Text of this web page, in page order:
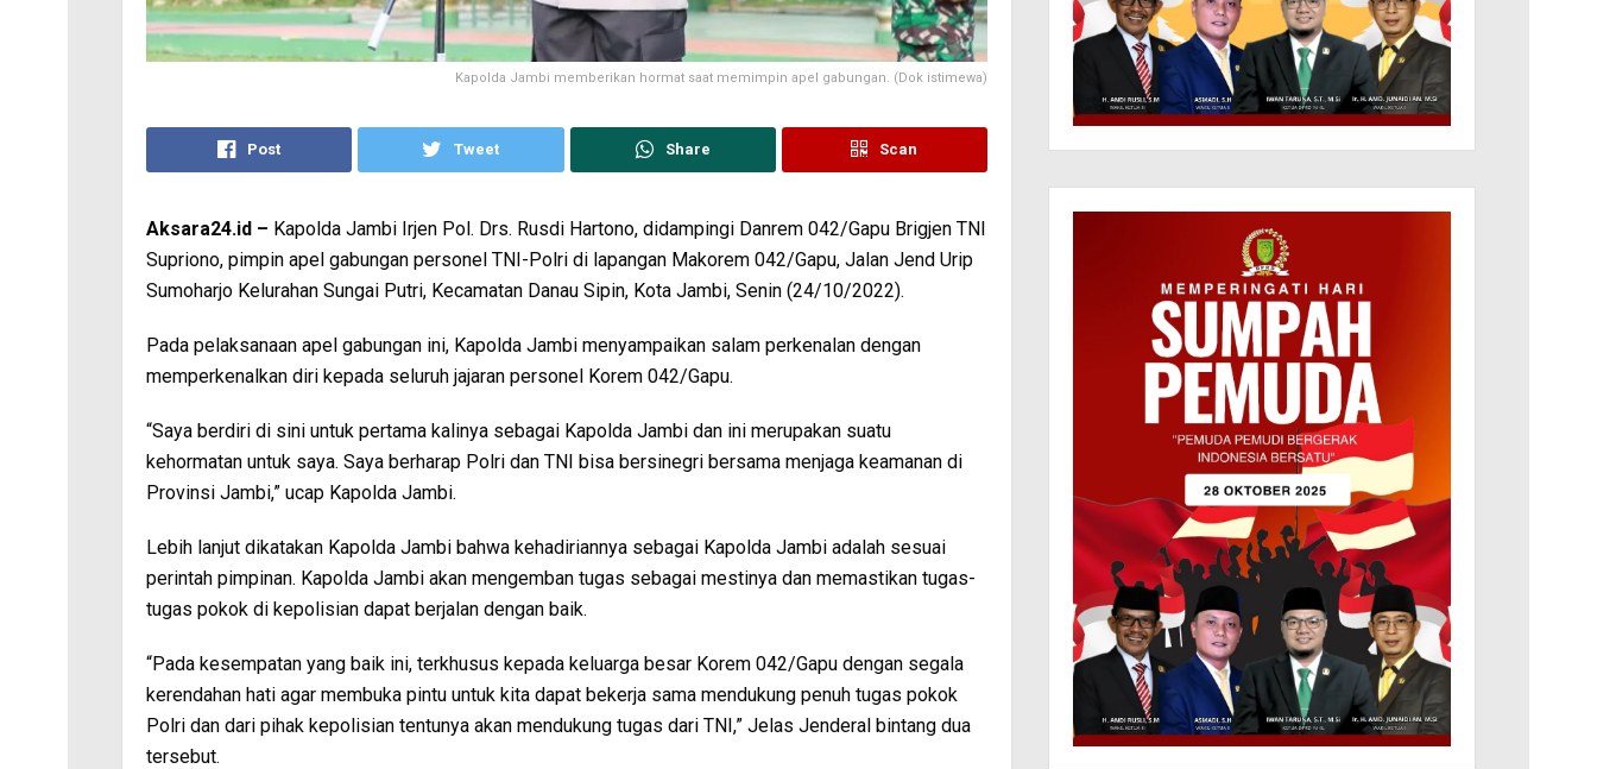
Kapolda Jambi memberikan hormat saat memimpin apel gabungan. (Dok istimewa)
Post Tweet Share Scan
Aksara24.id – Kapolda Jambi Irjen Pol. Drs. Rusdi Hartono, didampingi Danrem 042/Gapu Brigjen TNI
Supriono, pimpin apel gabungan personel TNI-Polri di lapangan Makorem 042/Gapu, Jalan Jend Urip
Sumoharjo Kelurahan Sungai Putri, Kecamatan Danau Sipin, Kota Jambi, Senin (24/10/2022).
Pada pelaksanaan apel gabungan ini, Kapolda Jambi menyampaikan salam perkenalan dengan
memperkenalkan diri kepada seluruh jajaran personel Korem 042/Gapu.
“Saya berdiri di sini untuk pertama kalinya sebagai Kapolda Jambi dan ini merupakan suatu
kehormatan untuk saya. Saya berharap Polri dan TNI bisa bersinegri bersama menjaga keamanan di
Provinsi Jambi,” ucap Kapolda Jambi.
Lebih lanjut dikatakan Kapolda Jambi bahwa kehadiriannya sebagai Kapolda Jambi adalah sesuai
perintah pimpinan. Kapolda Jambi akan mengemban tugas sebagai mestinya dan memastikan tugas-
tugas pokok di kepolisian dapat berjalan dengan baik.
“Pada kesempatan yang baik ini, terkhusus kepada keluarga besar Korem 042/Gapu dengan segala
kerendahan hati agar membuka pintu untuk kita dapat bekerja sama mendukung penuh tugas pokok
Polri dan dari pihak kepolisian tentunya akan mendukung tugas dari TNI,” Jelas Jenderal bintang dua
tersebut.